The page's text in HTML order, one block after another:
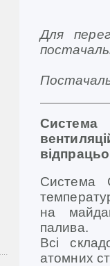
Для
Система
на
палива.
Всі
атомних